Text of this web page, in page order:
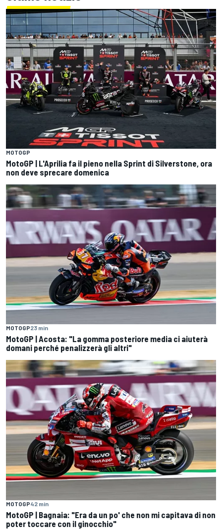
MOTOGP
MotoGP | L'Aprilia fa il pieno nella Sprint di Silverstone, ora
non deve sprecare domenica
MOTOGP23 min
MotoGP | Acosta: "La gomma posteriore media ci aiuterà
domani perché penalizzerà gli altri"
MOTOGP42 min
MotoGP | Bagnaia: "Era da un po' che non mi capitava di non
poter toccare con il ginocchio"